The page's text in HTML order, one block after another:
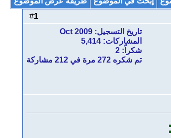
1
تاريخ التسجيل: Oct 2009
المشاركات: 5,414
شكراً: 2
تم شكره 272 مرة في 212 مشاركة